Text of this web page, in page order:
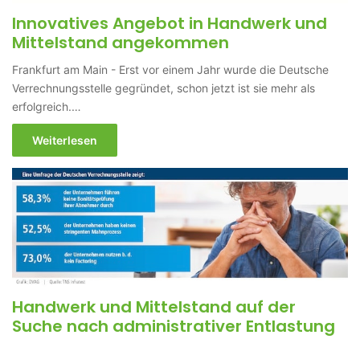
Innovatives Angebot in Handwerk und
Mittelstand angekommen
Frankfurt am Main - Erst vor einem Jahr wurde die Deutsche
Verrechnungsstelle gegründet, schon jetzt ist sie mehr als
erfolgreich.…
Weiterlesen
Handwerk und Mittelstand auf der
Suche nach administrativer Entlastung